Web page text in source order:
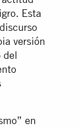
Esta
versión
del
en